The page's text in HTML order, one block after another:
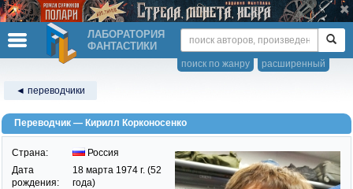
ЛАБОРАТОРИЯ
ФАНТАСТИКИ
расширенный
поиск по жанру
◄ переводчики
Переводчик — Кирилл Корконосенко
Страна:
Россия
Дата
рождения:
18 марта 1974 г. (52
года)